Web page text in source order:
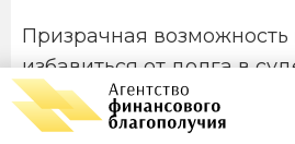
Призрачная
избавиться от долга в
если истец пропустил
давности, а ответчик